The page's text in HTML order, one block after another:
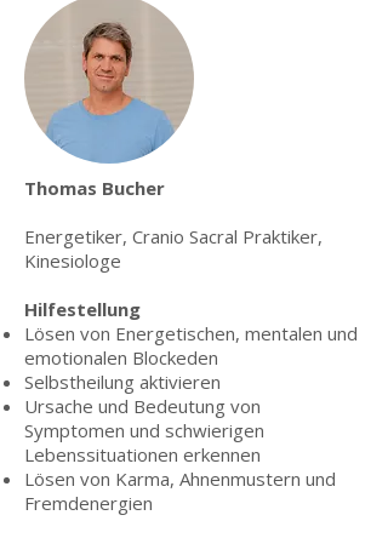
Thomas Bucher
Energetiker, Cranio Sacral Praktiker,
Kinesiologe
Hilfestellung
Lösen von Energetischen, mentalen und
emotionalen Blockeden
Selbstheilung aktivieren
Ursache und Bedeutung von
Symptomen und schwierigen
Lebenssituationen erkennen
Lösen von Karma, Ahnenmustern und
Fremdenergien